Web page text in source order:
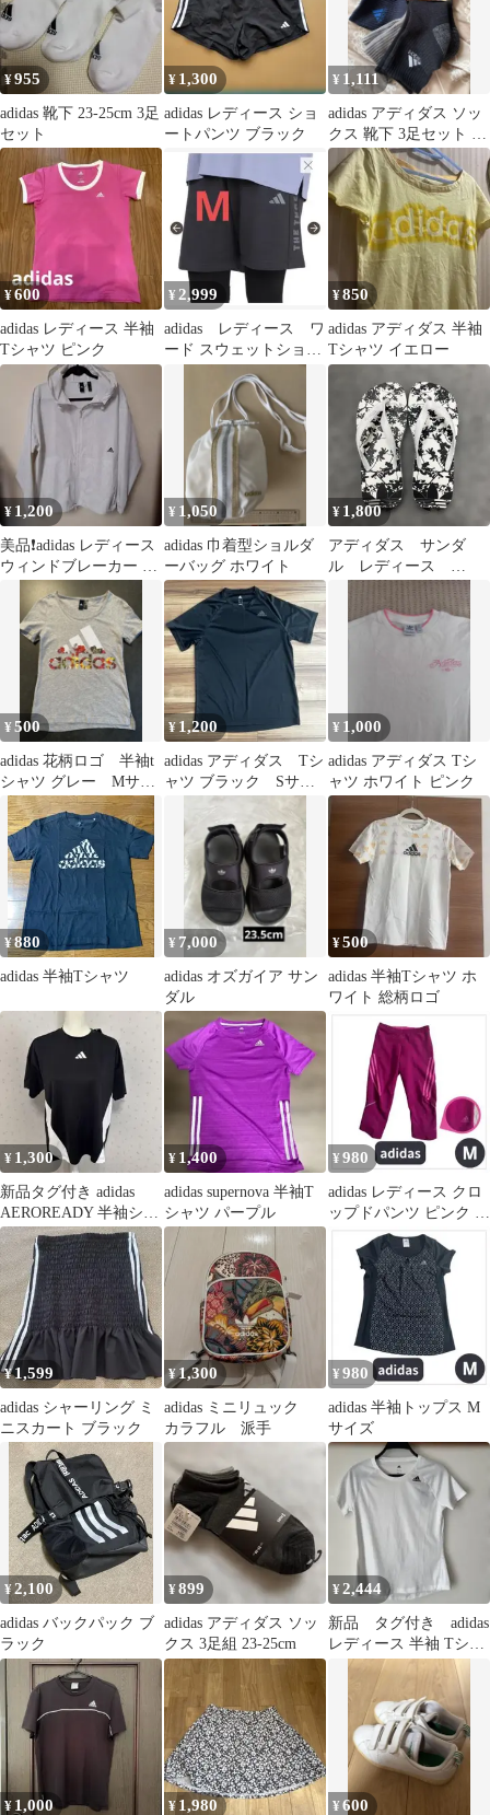
¥955
adidas 靴下 23-25cm 3足
セット
¥ 1,300
adidas レディース ショ
ートパンツ ブラック
¥ 1,111
adidas アディダス ソッ
クス 靴下 3足セット 新
品 未使用 キッズ
¥600
adidas レディース 半袖
Tシャツ ピンク
¥ 2,999
adidas レディース ワ
ード スウェットショー
ツ ハーフパンツ 値下げ
¥850
adidas アディダス 半袖
Tシャツ イエロー
¥ 1,200
美品❗adidas レディース
ウィンドブレーカー ホ
ワイト 総柄 OT
¥ 1,050
adidas 巾着型ショルダ
ーバッグ ホワイト
¥ 1,800
アディダス サンダ
ル レディース
¥500
adidas 花柄ロゴ 半袖t
シャツ グレー Mサイ
ズ
¥1,200
adidas アディダス Tシ
ャツ ブラック Sサイ
¥ 1,000
adidas アディダス Tシ
ャツ ホワイト ピンク
¥880
adidas 半袖Tシャツ
¥ 7,000
adidas オズガイア サン
ダル
¥500
adidas 半袖Tシャツ ホ
ワイト 総柄ロゴ
¥ 1,300
新品タグ付き adidas
AEROREADY 半袖シャ
ツ 黒 Lサイズ
¥ 1,400
adidas supernova 半袖T
シャツ パープル
¥ 980
adidas レディース クロ
ップドパンツ ピンク M
¥1,599
adidas シャーリング ミ
ニスカート ブラック
¥1,300
adidas ミニリュック
カラフル 派手
¥ 980
adidas 半袖トップス M
サイズ
¥2,100
adidas バックパック ブ
ラック
¥899
adidas アディダス ソッ
クス 3足組 23-25cm
¥2,444
新品 タグ付き adidas
レディース 半袖 Tシャ
ツ ホワイト
¥ 1,000 ¥ 1,980 ¥600